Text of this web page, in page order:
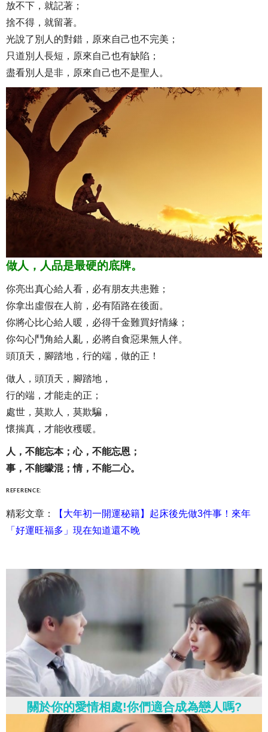
放不下，就記著；
捨不得，就留著。
光說了別人的對錯，原來自己也不完美；
只道別人長短，原來自己也有缺陷；
盡看別人是非，原來自己也不是聖人。
做人，人品是最硬的底牌。
你亮出真心給人看，必有朋友共患難；
你拿出虛假在人前，必有陌路在後面。
你將心比心給人暖，必得千金難買好情緣；
你勾心鬥角給人亂，必將自食惡果無人伴。
頭頂天，腳踏地，行的端，做的正！
做人，頭頂天，腳踏地，
行的端，才能走的正；
處世，莫欺人，莫欺騙，
懷揣真，才能收穫暖。
人，不能忘本；心，不能忘恩；
事，不能矇混；情，不能二心。
REFERENCE:
精彩文章：
【大年初一開運秘籍】起床後先做3件事！來年
「好運旺福多」現在知道還不晚
關於你的愛情相處!你們適合成為戀人嗎?